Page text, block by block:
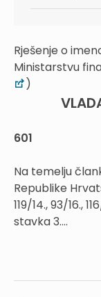
Rješenje o
Ministarstvu
)
601
Na temelju
Republike
119/14., 93/16.,
stavka 3....